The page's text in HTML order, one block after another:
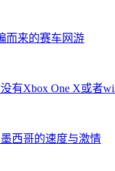
而来的赛车网游
有Xbox One X或者
西哥的速度与激情